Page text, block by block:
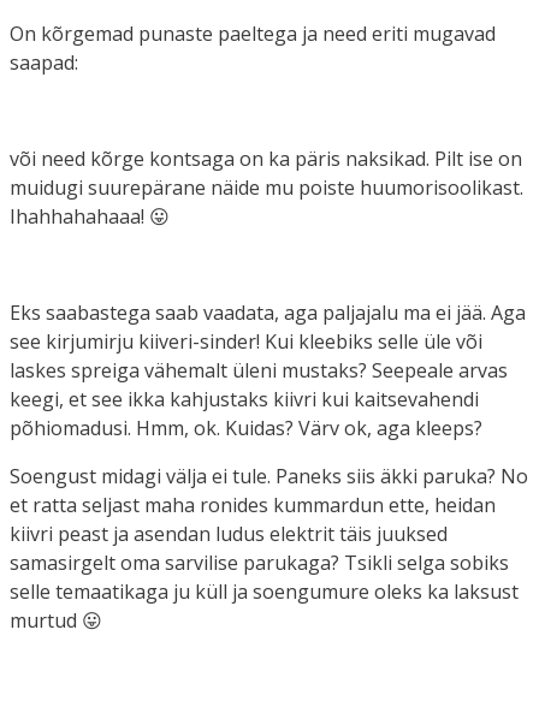
On kõrgemad punaste paeltega ja need eriti mugavad
saapad:
või need kõrge kontsaga on ka päris naksikad. Pilt ise on
muidugi suurepärane näide mu poiste huumorisoolikast.
Ihahhahahaaa! 😛
Eks saabastega saab vaadata, aga paljajalu ma ei jää. Aga
see kirjumirju kiiveri-sinder! Kui kleebiks selle üle või
laskes spreiga vähemalt üleni mustaks? Seepeale arvas
keegi, et see ikka kahjustaks kiivri kui kaitsevahendi
põhiomadusi. Hmm, ok. Kuidas? Värv ok, aga kleeps?
Soengust midagi välja ei tule. Paneks siis äkki paruka? No
et ratta seljast maha ronides kummardun ette, heidan
kiivri peast ja asendan ludus elektrit täis juuksed
samasirgelt oma sarvilise parukaga? Tsikli selga sobiks
selle temaatikaga ju küll ja soengumure oleks ka laksust
murtud 😛